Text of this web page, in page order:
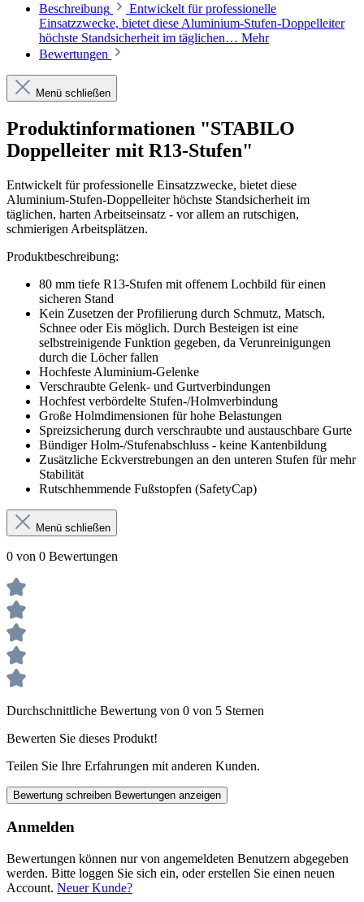
Beschreibung
Entwickelt für professionelle
Einsatzzwecke, bietet diese Aluminium-Stufen-Doppelleiter
höchste Standsicherheit im täglichen… Mehr
Bewertungen
Menü schließen
Produktinformationen "STABILO
Doppelleiter mit R13-Stufen"
Entwickelt für professionelle Einsatzzwecke, bietet diese
Aluminium-Stufen-Doppelleiter höchste Standsicherheit im
täglichen, harten Arbeitseinsatz - vor allem an rutschigen,
schmierigen Arbeitsplätzen.
Produktbeschreibung:
80 mm tiefe R13-Stufen mit offenem Lochbild für einen
sicheren Stand
Kein Zusetzen der Profilierung durch Schmutz, Matsch,
Schnee oder Eis möglich. Durch Besteigen ist eine
selbstreinigende Funktion gegeben, da Verunreinigungen
durch die Löcher fallen
Hochfeste Aluminium-Gelenke
Verschraubte Gelenk- und Gurtverbindungen
Hochfest verbördelte Stufen-/Holmverbindung
Große Holmdimensionen für hohe Belastungen
Spreizsicherung durch verschraubte und austauschbare Gurte
Bündiger Holm-/Stufenabschluss - keine Kantenbildung
Zusätzliche Eckverstrebungen an den unteren Stufen für mehr
Stabilität
Rutschhemmende Fußstopfen (SafetyCap)
Menü schließen
0 von 0 Bewertungen
Durchschnittliche Bewertung von 0 von 5 Sternen
Bewerten Sie dieses Produkt!
Teilen Sie Ihre Erfahrungen mit anderen Kunden.
Bewertung schreiben Bewertungen anzeigen
Anmelden
Bewertungen können nur von angemeldeten Benutzern abgegeben
werden. Bitte loggen Sie sich ein, oder erstellen Sie einen neuen
Account. Neuer Kunde?